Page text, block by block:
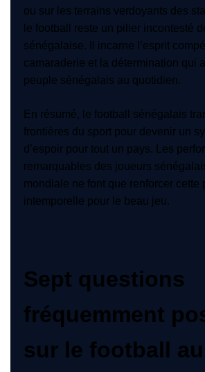
ou sur les terrains verdoyants des
le football reste un pilier incontesté
sénégalaise. Il incarne l’esprit
camaraderie et la détermination qui
peuple sénégalais au quotidien.
En résumé, le football sénégalais
frontières du sport pour devenir un
d’espoir pour tout un pays. Les
remarquables des joueurs
mondiale ne font que renforcer cette
intemporelle pour le beau jeu.
Sept questions
fréquemment
sur le football au